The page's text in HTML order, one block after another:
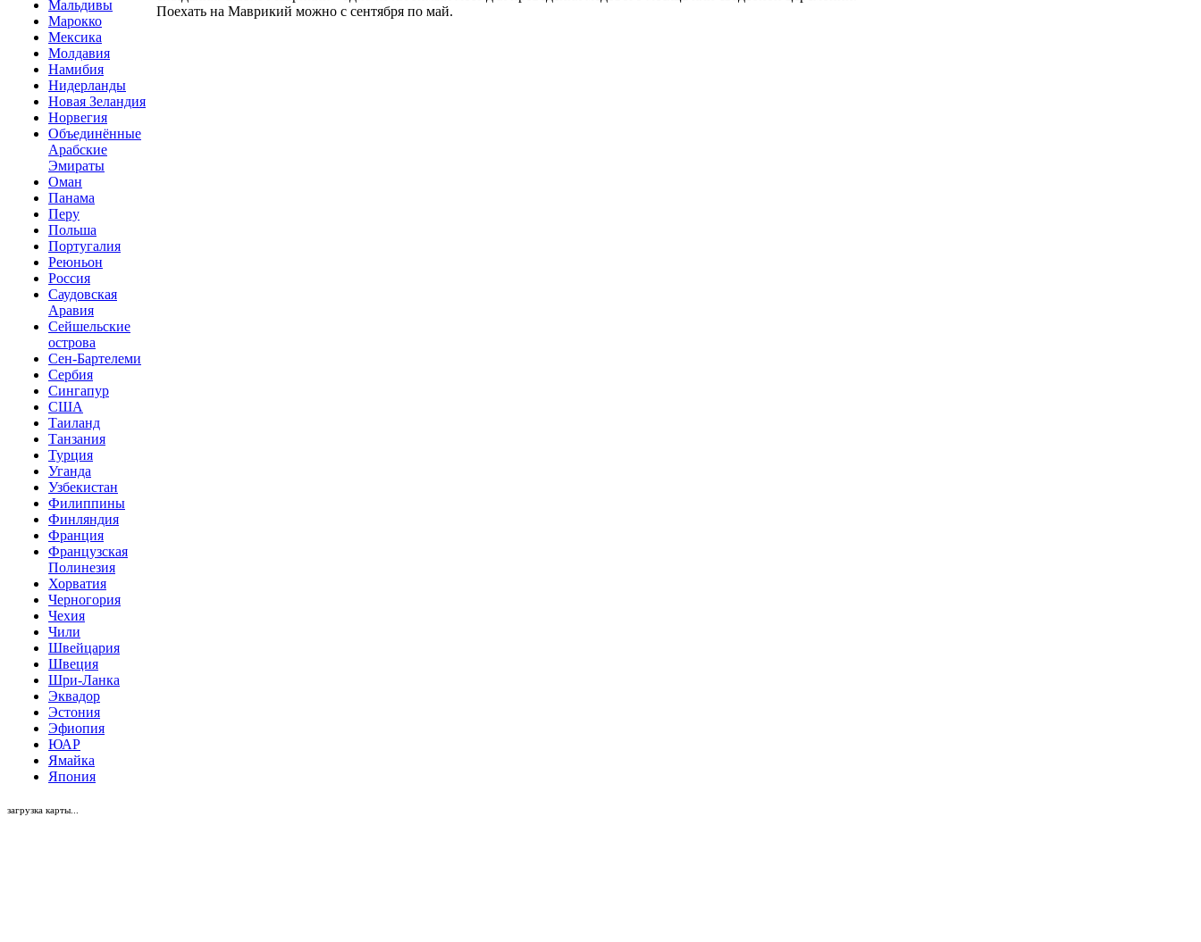
Мальдивы
Марокко
Мексика
Молдавия
Намибия
Нидерланды
Новая Зеландия
Норвегия
Объединённые
Арабские
Эмираты
Оман
Панама
Перу
Польша
Португалия
Реюньон
Россия
Саудовская
Аравия
Сейшельские
острова
Сен-Бартелеми
Сербия
Сингапур
США
Таиланд
Танзания
Турция
Уганда
Узбекистан
Филиппины
Финляндия
Франция
Французская
Полинезия
Хорватия
Черногория
Чехия
Чили
Швейцария
Швеция
Шри-Ланка
Эквадор
Эстония
Эфиопия
ЮАР
Ямайка
Япония
Поехать на Маврикий можно с сентября по май.
загрузка карты...